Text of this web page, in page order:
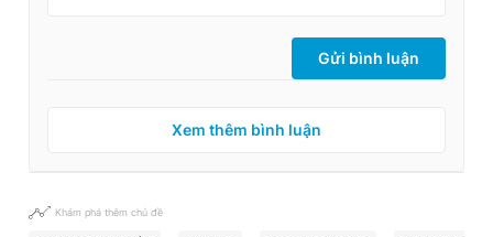
Gửi bình luận
Xem thêm bình luận
Khám phá thêm chủ đề